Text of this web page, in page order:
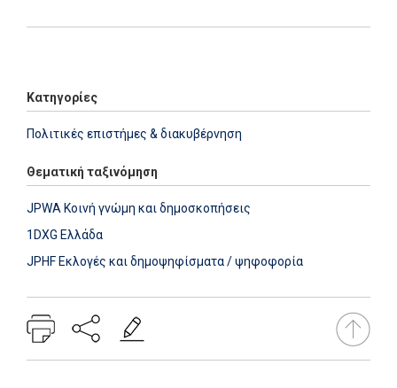
Κατηγορίες
Πολιτικές επιστήμες & διακυβέρνηση
Θεματική ταξινόμηση
JPWA Κοινή γνώμη και δημοσκοπήσεις
1DXG Ελλάδα
JPHF Εκλογές και δημοψηφίσματα / ψηφοφορία